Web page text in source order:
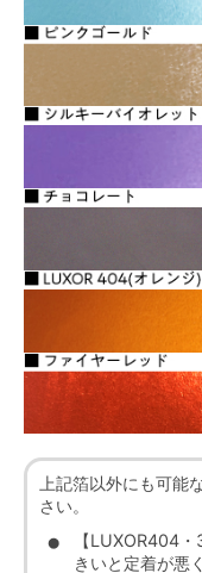
上記箔以外にも可能
さい。
【LUXOR404
きいと定着が悪